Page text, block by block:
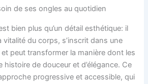
de ses ongles au quotidien
bien plus qu’un détail esthétique: il
vitalité du corps, s’inscrit dans une
peut transformer la manière dont les
de douceur et d’élégance. Ce
progressive et accessible, qui